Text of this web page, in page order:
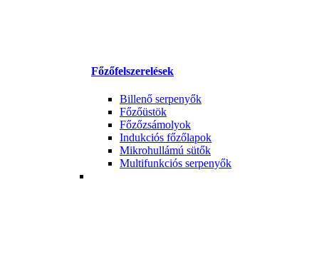
Főzőfelszerelések
Billenő serpenyők
Főzőüstök
Főzőzsámolyok
Indukciós főzőlapok
Mikrohullámú sütők
Multifunkciós serpenyők